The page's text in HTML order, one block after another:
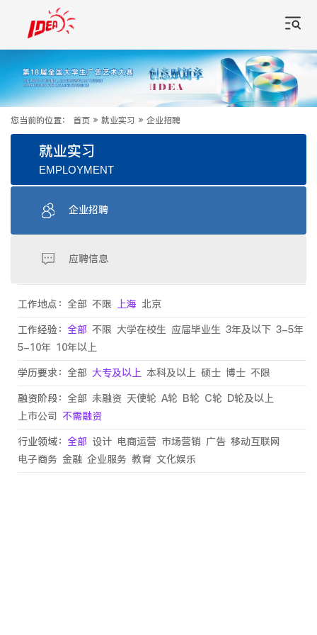
您当前的位置： 首页 » 就业实习 » 企业招聘
就业实习
EMPLOYMENT
企业招聘
应聘信息
工作地点： 全部 不限 上海 北京
工作经验： 全部 不限 大学在校生 应届毕业生 3年及以下 3-5年
5-10年 10年以上
学历要求： 全部 大专及以上 本科及以上 硕士 博士 不限
融资阶段： 全部 未融资 天使轮 A轮 B轮 C轮 D轮及以上
上市公司 不需融资
行业领域： 全部 设计 电商运营 市场营销 广告 移动互联网
电子商务 金融 企业服务 教育 文化娱乐